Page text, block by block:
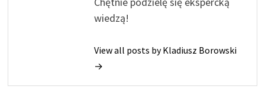
wiedzą!
View all posts by Kladiusz Borowski
→